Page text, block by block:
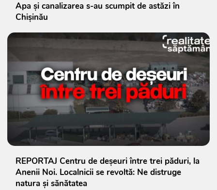
Apa și canalizarea s-au scumpit de astăzi în
Chișinău
REPORTAJ Centru de deșeuri între trei păduri, la
Anenii Noi. Localnicii se revoltă: Ne distruge
natura și sănătatea